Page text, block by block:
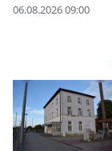
06.08.2026 09:00